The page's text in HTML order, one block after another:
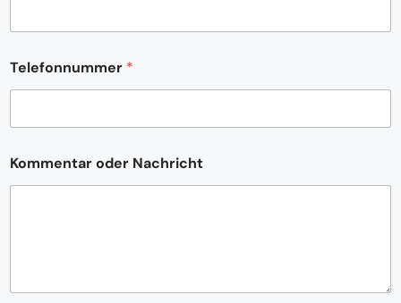
d
e
*
-
M
a
r
Telefonnummer *
Kommentar oder Nachricht